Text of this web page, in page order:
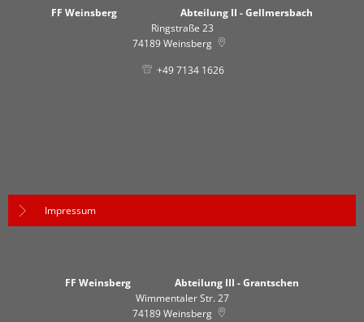
FF Weinsberg Abteilung II - Gellmersbach
Ringstraße 23
74189Weinsberg
+49 7134 1626
Impressum
FF Weinsberg Abteilung III - Grantschen
Wimmentaler Str. 27
74189Weinsberg